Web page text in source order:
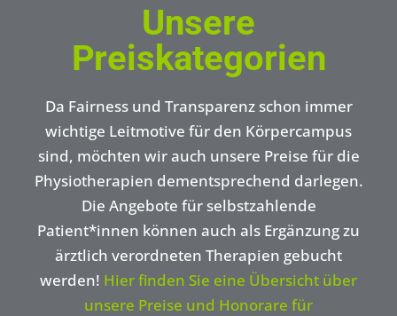
Unsere
Preiskategorien
Da Fairness und Transparenz schon immer
wichtige Leitmotive für den Körpercampus
sind, möchten wir auch unsere Preise für die
Physiotherapien dementsprechend darlegen.
Die Angebote für selbstzahlende
Patient*innen können auch als Ergänzung zu
ärztlich verordneten Therapien gebucht
werden! Hier finden Sie eine Übersicht über
unsere Preise und Honorare für